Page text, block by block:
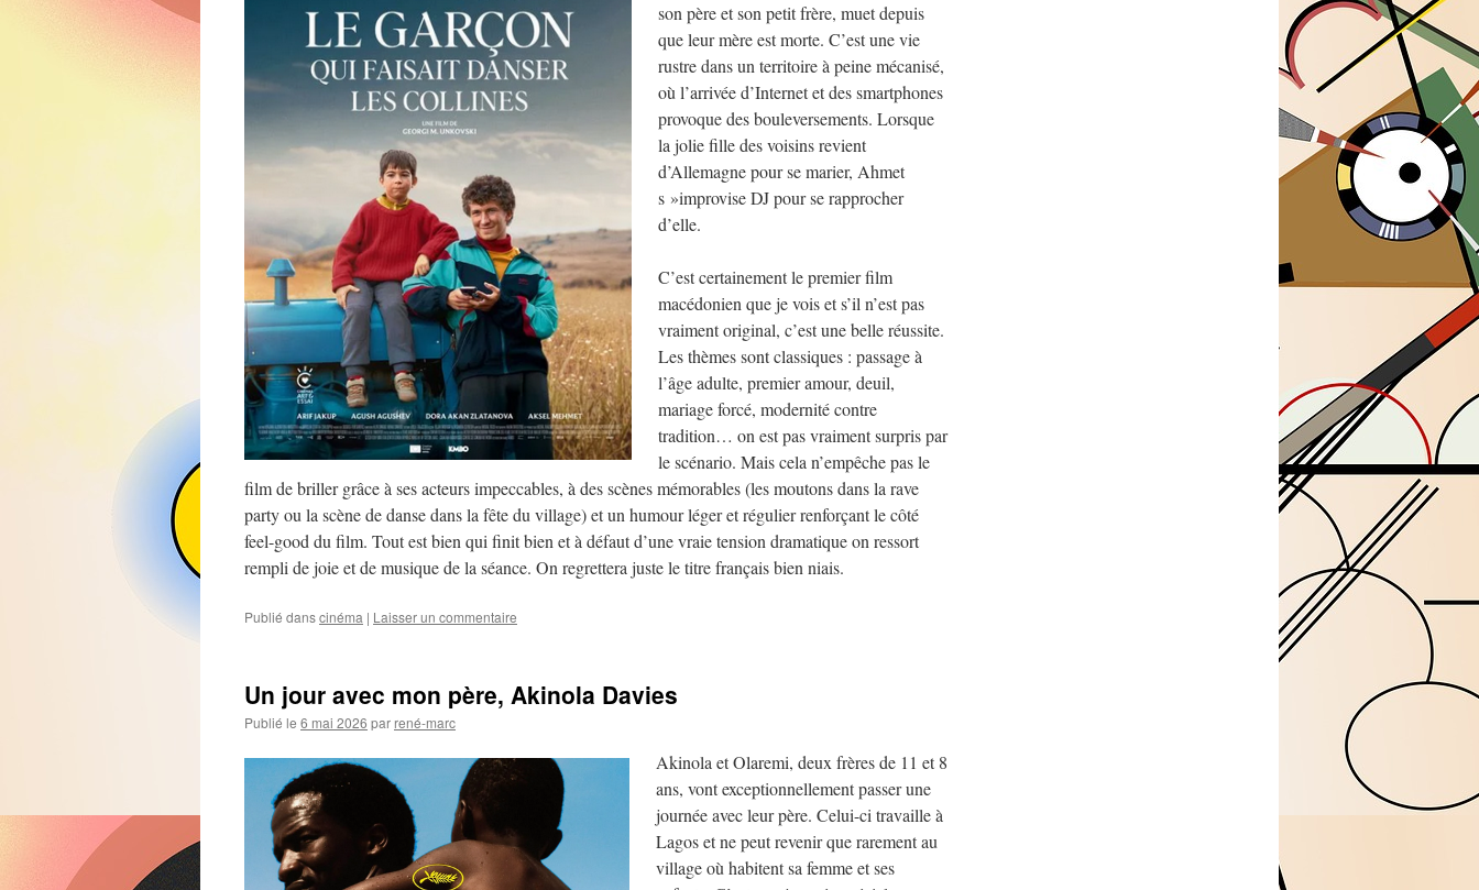
son père et son petit frère, muet depuis
que leur mère est morte. C’est une vie
rustre dans un territoire à peine mécanisé,
où l’arrivée d’Internet et des smartphones
provoque des bouleversements. Lorsque
la jolie fille des voisins revient
d’Allemagne pour se marier, Ahmet
s »improvise DJ pour se rapprocher
d’elle.
C’est certainement le premier film
macédonien que je vois et s’il n’est pas
vraiment original, c’est une belle réussite.
Les thèmes sont classiques : passage à
l’âge adulte, premier amour, deuil,
mariage forcé, modernité contre
tradition… on est pas vraiment surpris par
le scénario. Mais cela n’empêche pas le
film de briller grâce à ses acteurs impeccables, à des scènes mémorables (les moutons dans la rave
party ou la scène de danse dans la fête du village) et un humour léger et régulier renforçant le côté
feel-good du film. Tout est bien qui finit bien et à défaut d’une vraie tension dramatique on ressort
rempli de joie et de musique de la séance. On regrettera juste le titre français bien niais.
Publié danscinéma | Laisser un commentaire
Un jour avec mon père, Akinola Davies
Publié le 6 mai 2026 par rené-marc
Akinola et Olaremi, deux frères de 11 et 8
ans, vont exceptionnellement passer une
journée avec leur père. Celui-ci travaille à
Lagos et ne peut revenir que rarement au
village où habitent sa femme et ses